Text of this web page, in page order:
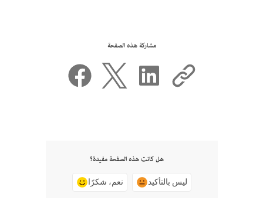
مشاركة هذه الصفحة
هل كانت هذه الصفحة مفيدة؟
نعم، شكرًا ليس بالتأكيد